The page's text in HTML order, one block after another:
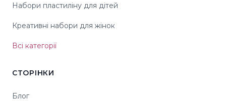
Набори пластиліну для дітей
Креативні набори для жінок
Всі категорії
СТОРІНКИ
Блог